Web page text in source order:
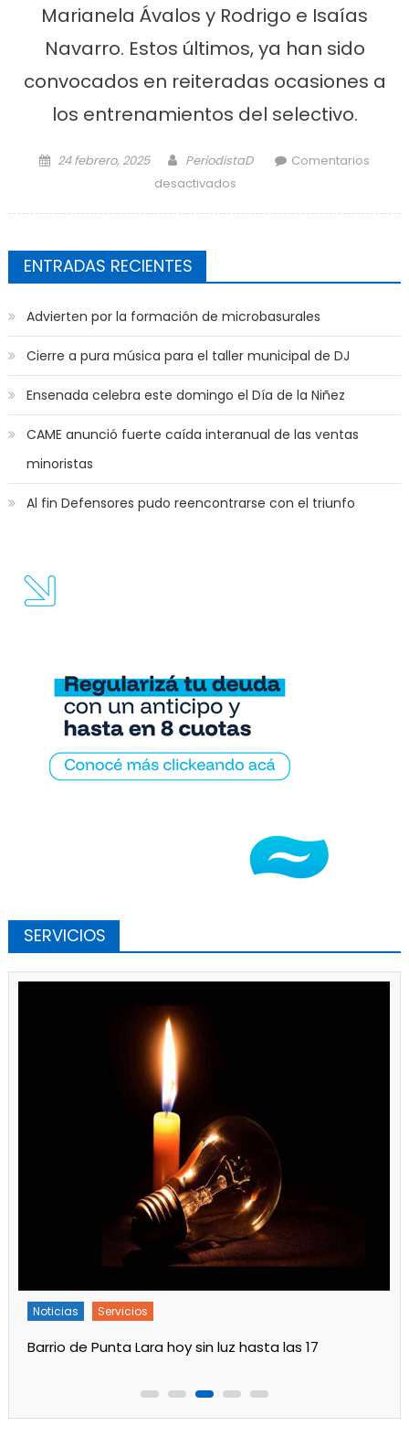
Marianela Ávalos y Rodrigo e Isaías
Navarro. Estos últimos, ya han sido
convocados en reiteradas ocasiones a
los entrenamientos del selectivo.
Posted on
24 febrero, 2025 Author
PeriodistaD
Comentarios
desactivados
ENTRADAS RECIENTES
Advierten por la formación de microbasurales
Cierre a pura música para el taller municipal de DJ
Ensenada celebra este domingo el Día de la Niñez
CAME anunció fuerte caída interanual de las ventas
minoristas
Al fin Defensores pudo reencontrarse con el triunfo
SERVICIOS
Noticias Servicios
Turnos de Farmacias de Julio 2026 en Ensenada